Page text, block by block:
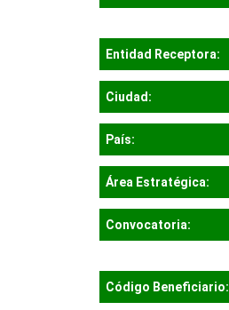
Entidad Receptora:
Ciudad:
País:
Área Estratégica:
Convocatoria:
Código Beneficiario: